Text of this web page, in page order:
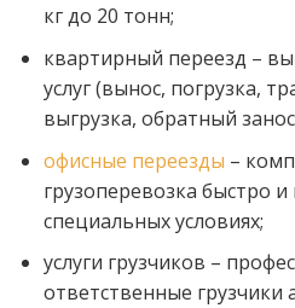
кг до 20 тонн;
квартирный переезд –
услуг (вынос, погрузка,
выгрузка, обратный
офисные переезды –
грузоперевозка быстро
специальных условиях;
услуги грузчиков –
ответственные грузчики